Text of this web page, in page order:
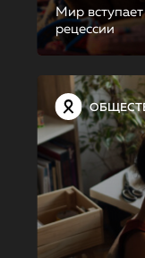
Мир
рецессии